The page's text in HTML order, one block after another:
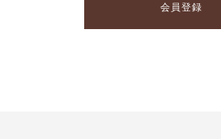
会員登録